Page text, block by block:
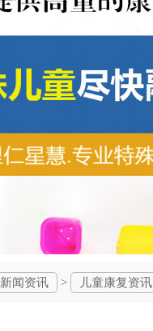
新闻资讯 > 儿童康复资讯